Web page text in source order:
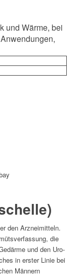
und Wärme, bei
den Arzneimitteln.
die
und den Uro-
in erster Linie bei
Männern